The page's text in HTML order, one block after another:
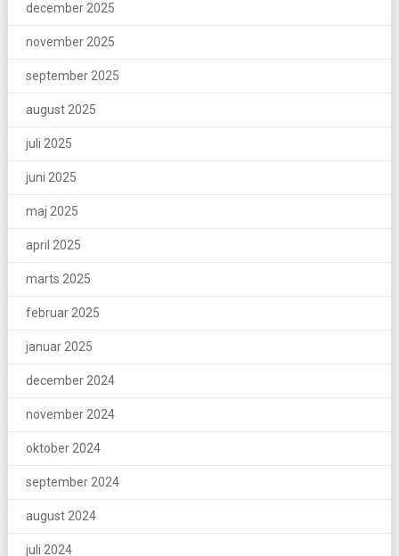
december 2025
november 2025
september 2025
august 2025
juli 2025
juni 2025
maj 2025
april 2025
marts 2025
februar 2025
januar 2025
december 2024
november 2024
oktober 2024
september 2024
august 2024
juli 2024